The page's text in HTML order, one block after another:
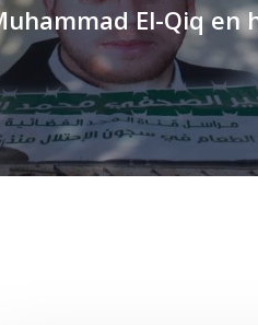
El-Qiq en